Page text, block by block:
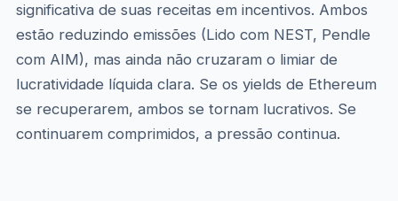
significativa de suas receitas em incentivos. Ambos
estão reduzindo emissões (Lido com NEST, Pendle
com AIM), mas ainda não cruzaram o limiar de
lucratividade líquida clara. Se os yields de Ethereum
se recuperarem, ambos se tornam lucrativos. Se
continuarem comprimidos, a pressão continua.